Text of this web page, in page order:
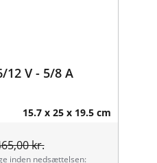
V - 5/8 A
15.7 x 25 x 19.5 cm
kr.
inden nedsættelsen: